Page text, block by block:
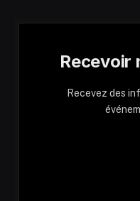
Recevoir
Recevez des